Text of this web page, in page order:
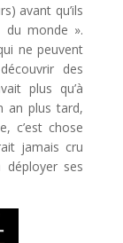
avant qu’ils
monde ».
ne peuvent
des
plus qu’à
an plus tard,
c’est chose
jamais cru
déployer ses